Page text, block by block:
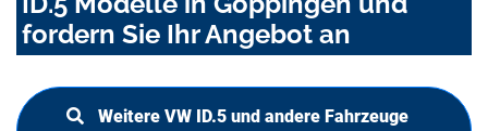
fordern Sie Ihr Angebot an
Weitere VW ID.5 und andere Fahrzeuge